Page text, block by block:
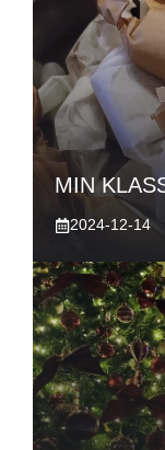
MIN
2024-12-14